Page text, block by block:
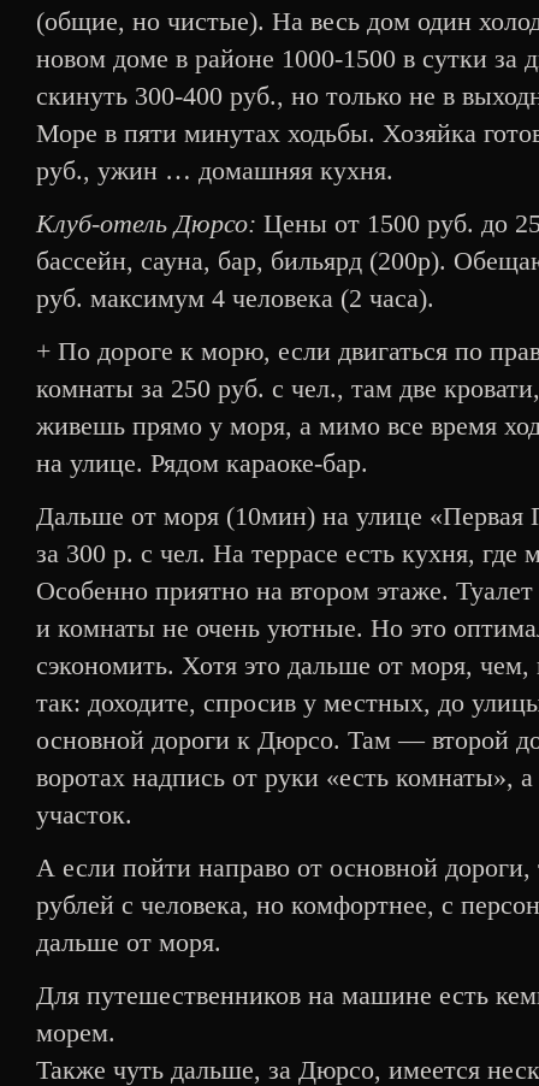
(общие, но чистые). На весь дом один
новом доме в районе 1000-1500 в сутки за
скинуть 300-400 руб., но только не в
Море в пяти минутах ходьбы. Хозяйка
руб., ужин … домашняя кухня.
Клуб-отель Дюрсо: Цены от 1500 руб. до
бассейн, сауна, бар, бильярд (200р).
руб. максимум 4 человека (2 часа).
+ По дороге к морю, если двигаться по
комнаты за 250 руб. с чел., там две
живешь прямо у моря, а мимо все время
на улице. Рядом караоке-бар.
Дальше от моря (10мин) на улице «Первая
за 300 р. с чел. На террасе есть кухня, где
Особенно приятно на втором этаже.
и комнаты не очень уютные. Но это
сэкономить. Хотя это дальше от моря,
так: доходите, спросив у местных, до
основной дороги к Дюрсо. Там — второй
воротах надпись от руки «есть комнаты»,
участок.
А если пойти направо от основной дороги,
рублей с человека, но комфортнее, с
дальше от моря.
Для путешественников на машине есть
морем.
Также чуть дальше, за Дюрсо, имеется